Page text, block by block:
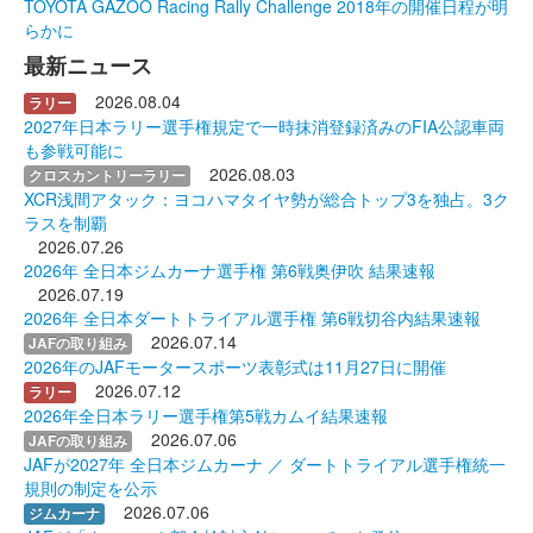
TOYOTA GAZOO Racing Rally Challenge 2018年の開催日程が明
らかに
最新ニュース
ラリー
2026.08.04
2027年日本ラリー選手権規定で一時抹消登録済みのFIA公認車両
も参戦可能に
クロスカントリーラリー
2026.08.03
XCR浅間アタック：ヨコハマタイヤ勢が総合トップ3を独占。3ク
ラスを制覇
2026.07.26
2026年 全日本ジムカーナ選手権 第6戦奥伊吹 結果速報
2026.07.19
2026年 全日本ダートトライアル選手権 第6戦切谷内結果速報
JAFの取り組み
2026.07.14
2026年のJAFモータースポーツ表彰式は11月27日に開催
ラリー
2026.07.12
2026年全日本ラリー選手権第5戦カムイ結果速報
JAFの取り組み
2026.07.06
JAFが2027年 全日本ジムカーナ ／ ダートトライアル選手権統一
規則の制定を公示
ジムカーナ
2026.07.06